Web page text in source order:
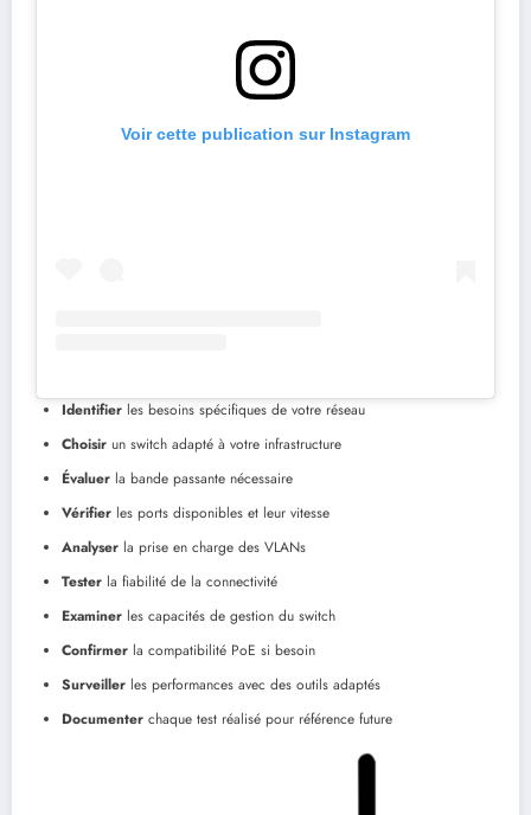
Voir cette publication sur Instagram
Identifier les besoins spécifiques de votre réseau
Choisir un switch adapté à votre infrastructure
Évaluer la bande passante nécessaire
Vérifier les ports disponibles et leur vitesse
Analyser la prise en charge des VLANs
Tester la fiabilité de la connectivité
Examiner les capacités de gestion du switch
Confirmer la compatibilité PoE si besoin
Surveiller les performances avec des outils adaptés
Documenter chaque test réalisé pour référence future